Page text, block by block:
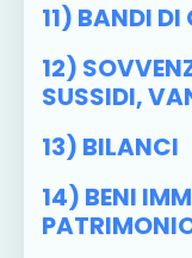
11) BANDI
12)
SUSSIDI,
13) BILANCI
14) BENI